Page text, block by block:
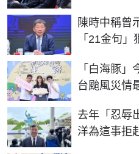
陳時中稱曾
「21金句
「白海豚
台颱風災情
去年「忍辱
洋為這事拒